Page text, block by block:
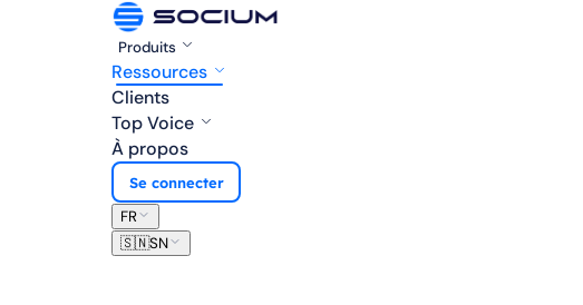
Produits
Ressources
Clients
Top Voice
À propos
Se connecter
FR
🇸🇳SN